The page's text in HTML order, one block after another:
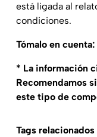
está ligada al
condiciones.
Tómalo en cuenta:
* La información
Recomendamos
este tipo de
Tags relacionados